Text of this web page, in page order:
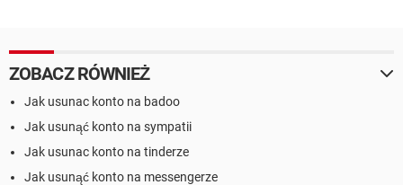
ZOBACZ RÓWNIEŻ
Jak usunac konto na badoo
Jak usunąć konto na sympatii
Jak usunac konto na tinderze
Jak usunąć konto na messengerze